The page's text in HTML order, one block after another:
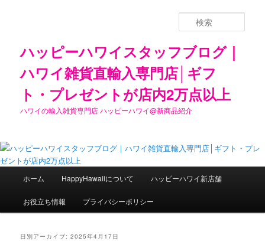
ハッピーハワイスタッフブログ｜
ハワイ雑貨直輸入専門店│ギフ
ト・プレゼントが店内2万点以上
ハワイの輸入雑貨専門店 ハッピーハワイ@新商品紹介
索
メ
メ
イ
サ
ブ
ホーム HappyHawaiiについて ハッピーハワイ新店舗
お役立ち情報 プライバシーポリシー
日別アーカイブ:2025年4月17日